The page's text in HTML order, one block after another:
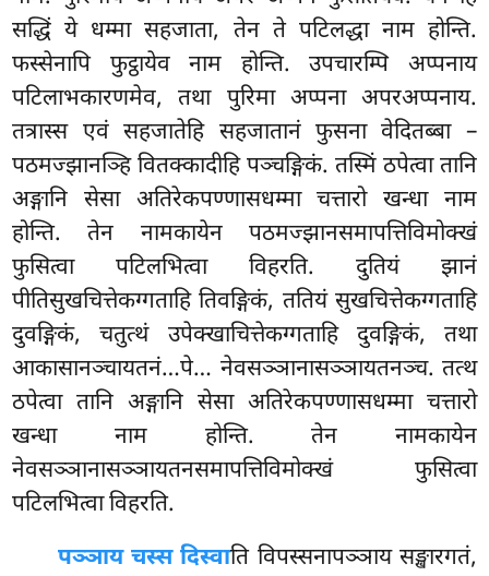
सद्धिं ये धम्मा सहजाता, तेन ते पटिलद्धा नाम होन्ति.
फस्सेनापि फुट्ठायेव नाम होन्ति. उपचारम्पि अप्पनाय
पटिलाभकारणमेव, तथा पुरिमा अप्पना अपरअप्पनाय.
तत्रास्स एवं सहजातेहि सहजातानं फुसना वेदितब्बा –
पठमज्झानञ्हि वितक्कादीहि पञ्चङ्गिकं. तस्मिं ठपेत्वा तानि
अङ्गानि सेसा अतिरेकपण्णासधम्मा चत्तारो खन्धा नाम
होन्ति. तेन नामकायेन पठमज्झानसमापत्तिविमोक्खं
फुसित्वा पटिलभित्वा विहरति. दुतियं झानं
पीतिसुखचित्तेकग्गताहि तिवङ्गिकं, ततियं सुखचित्तेकग्गताहि
दुवङ्गिकं, चतुत्थं उपेक्खाचित्तेकग्गताहि दुवङ्गिकं, तथा
आकासानञ्चायतनं…पे… नेवसञ्ञानासञ्ञायतनञ्च. तत्थ
ठपेत्वा तानि अङ्गानि सेसा अतिरेकपण्णासधम्मा चत्तारो
खन्धा नाम होन्ति. तेन नामकायेन
नेवसञ्ञानासञ्ञायतनसमापत्तिविमोक्खं फुसित्वा
पटिलभित्वा विहरति.
पञ्ञाय चस्स दिस्वाति विपस्सनापञ्ञाय सङ्खारगतं,